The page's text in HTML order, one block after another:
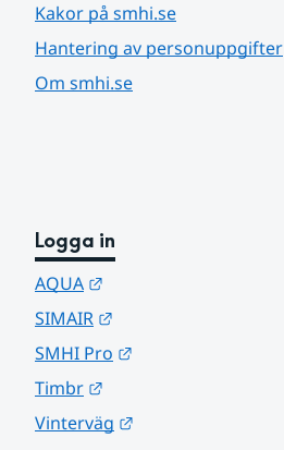
Kakor på smhi.se
Hantering av personuppgifter
Om smhi.se
Logga in
AQUA
SIMAIR
SMHI Pro
Timbr
Vinterväg